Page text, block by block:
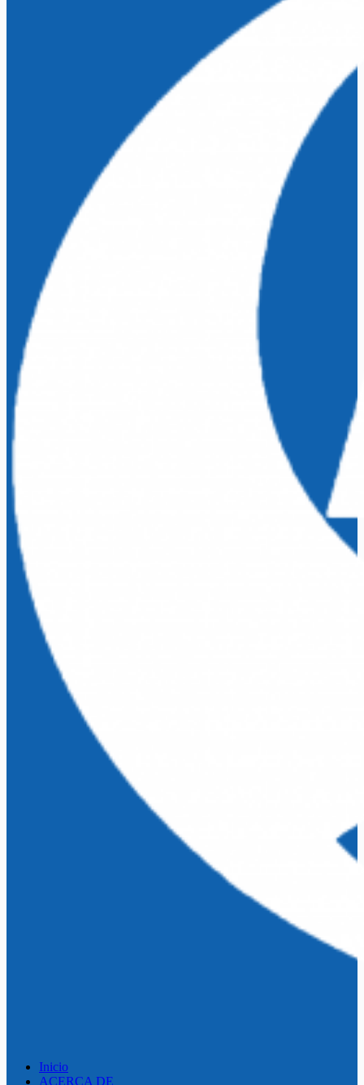
Inicio
ACERCA DE